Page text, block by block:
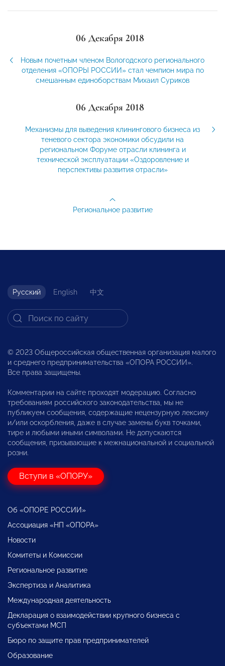
06 Декабря 2018
Новым почетным членом Вологодского регионального
отделения «ОПОРЫ РОССИИ» стал чемпион мира по
смешанным единоборствам Михаил Суриков
06 Декабря 2018
Механизмы для выведения клинингового бизнеса из
теневого сектора экономики обсудили на
региональном Форуме отрасли клининга и
технической эксплуатации «Оздоровление и
перспективы развития отрасли»
Региональное развитие
Русский English 中文
© 2023 Общероссийская общественная организация малого
и среднего предпринимательства «ОПОРА РОССИИ».
Все права защищены.
Комментарии на сайте проходят модерацию. Согласно
требованиям российского законодательства, мы не
публикуем сообщения, содержащие нецензурную лексику
и/или оскорбления, даже в случае замены букв точками,
тире и любыми иными символами. Не допускаются
сообщения, призывающие к межнациональной и социальной
розни.
Вступи в «ОПОРУ»
Об «ОПОРЕ РОССИИ»
Ассоциация «НП «ОПОРА»
Новости
Комитеты и Комиссии
Региональное развитие
Экспертиза и Аналитика
Международная деятельность
Декларация о взаимодействии крупного бизнеса с
субъектами МСП
Бюро по защите прав предпринимателей
Образование